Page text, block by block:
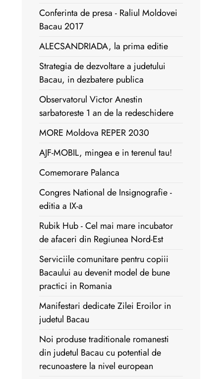
Conferinta de presa - Raliul Moldovei
Bacau 2017
ALECSANDRIADA, la prima editie
Strategia de dezvoltare a judetului
Bacau, in dezbatere publica
Observatorul Victor Anestin
sarbatoreste 1 an de la redeschidere
MORE Moldova REPER 2030
AJF-MOBIL, mingea e in terenul tau!
Comemorare Palanca
Congres National de Insignografie -
editia a IX-a
Rubik Hub - Cel mai mare incubator
de afaceri din Regiunea Nord-Est
Serviciile comunitare pentru copiii
Bacaului au devenit model de bune
practici in Romania
Manifestari dedicate Zilei Eroilor in
judetul Bacau
Noi produse traditionale romanesti
din judetul Bacau cu potential de
recunoastere la nivel european